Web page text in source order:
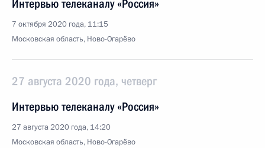
Интервью телеканалу «Россия»
7 октября 2020 года, 11:15
Московская область, Ново-Огарёво
27 августа 2020 года, четверг
Интервью телеканалу «Россия»
27 августа 2020 года, 14:20
Московская область, Ново-Огарёво